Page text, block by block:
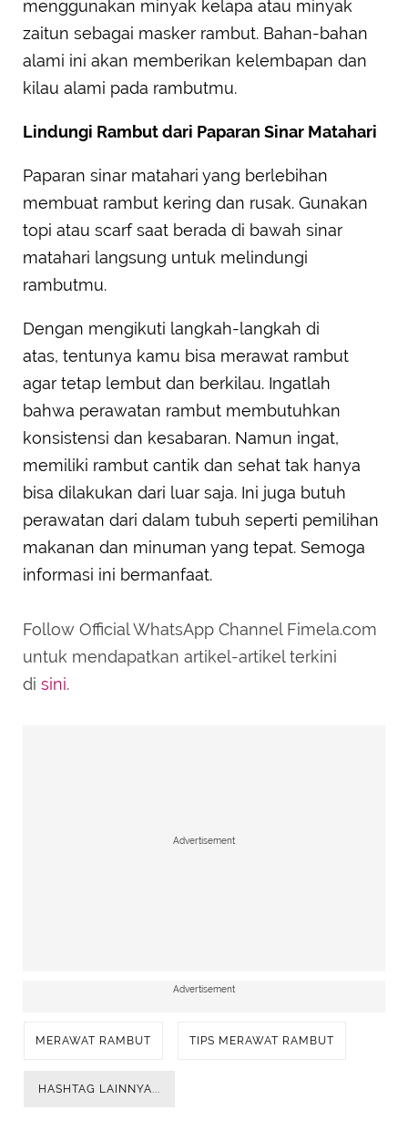
menggunakan minyak kelapa atau minyak
zaitun sebagai masker rambut. Bahan-bahan
alami ini akan memberikan kelembapan dan
kilau alami pada rambutmu.
Lindungi Rambut dari Paparan Sinar Matahari
Paparan sinar matahari yang berlebihan
membuat rambut kering dan rusak. Gunakan
topi atau scarf saat berada di bawah sinar
matahari langsung untuk melindungi
rambutmu.
Dengan mengikuti langkah-langkah di
atas, tentunya kamu bisa merawat rambut
agar tetap lembut dan berkilau. Ingatlah
bahwa perawatan rambut membutuhkan
konsistensi dan kesabaran. Namun ingat,
memiliki rambut cantik dan sehat tak hanya
bisa dilakukan dari luar saja. Ini juga butuh
perawatan dari dalam tubuh seperti pemilihan
makanan dan minuman yang tepat. Semoga
informasi ini bermanfaat.
Follow Official WhatsApp Channel Fimela.com
untuk mendapatkan artikel-artikel terkini
di sini.
Advertisement
Advertisement
MERAWAT RAMBUT TIPS MERAWAT RAMBUT
HASHTAG LAINNYA...